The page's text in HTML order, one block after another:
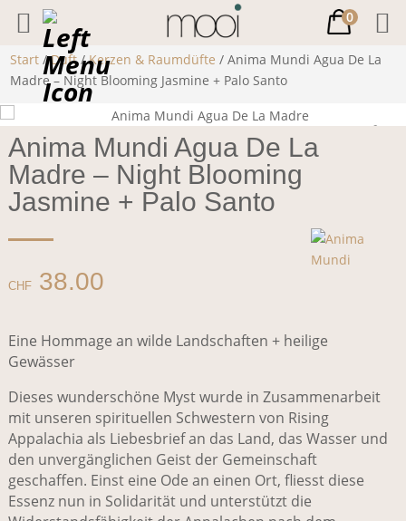
Start /Duft/Kerzen & Raumdüfte / Anima Mundi Agua De La
Madre – Night Blooming Jasmine + Palo Santo
Anima Mundi Agua De La
Madre – Night Blooming
Jasmine + Palo Santo
CHF38.00
Eine Hommage an wilde Landschaften + heilige
Gewässer
Dieses wunderschöne Myst wurde in Zusammenarbeit
mit unseren spirituellen Schwestern von Rising
Appalachia als Liebesbrief an das Land, das Wasser und
den unvergänglichen Geist der Gemeinschaft
geschaffen. Einst eine Ode an einen Ort, fliesst diese
Essenz nun in Solidarität und unterstützt die
0